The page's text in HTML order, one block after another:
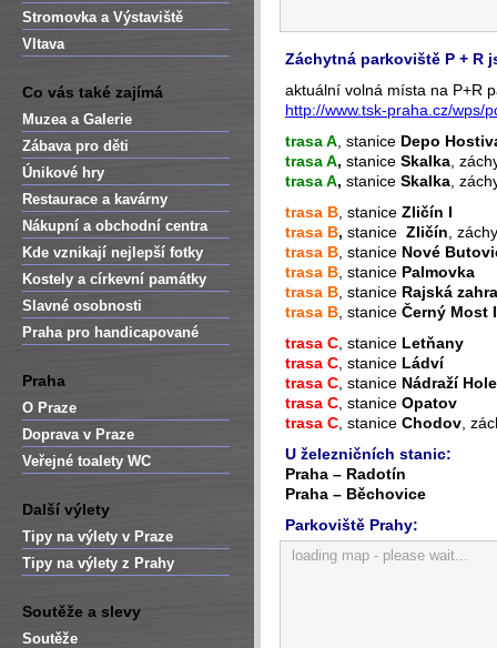
Stromovka a Výstaviště
Vltava
Co vás také zajímá
Muzea a Galerie
Zábava pro děti
Únikové hry
Restaurace a kavárny
Nákupní a obchodní centra
Kde vznikají nejlepší fotky
Kostely a církevní památky
Slavné osobnosti
Praha pro handicapované
Praha
O Praze
Doprava v Praze
Veřejné toalety WC
Další výlety
Tipy na výlety v Praze
Tipy na výlety z Prahy
Soutěže a slevy
Soutěže
Záchytná parkoviště P + R
aktuální volná místa na P+R
http://www.tsk-praha.cz/wps/
trasa A , stanice Depo
trasa A, stanice Skalka ,
trasa A, stanice Skalka ,
trasa B , stanice Zličín I
trasa B, stanice Zličín ,
trasa B , stanice Nové
trasa B , stanice Palmovka
trasa B , stanice Rajská
trasa B , stanice Černý Most
trasa C , stanice Letňany
trasa C , stanice Ládví
trasa C , stanice Nádraží
trasa C , stanice Opatov
trasa C , stanice Chodov ,
U železničních stanic:
Praha – Radotín
Praha – Běchovice
Parkoviště Prahy:
loading map - please wait...